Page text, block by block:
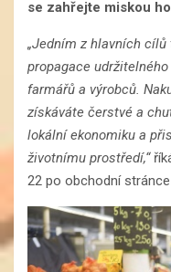
se zahřejte miskou
„Jedním z hlavních
propagace
farmářů a výrobců.
získáváte čerstvé a
lokální ekonomiku a
životnímu prostředí,“
22 po obchodní